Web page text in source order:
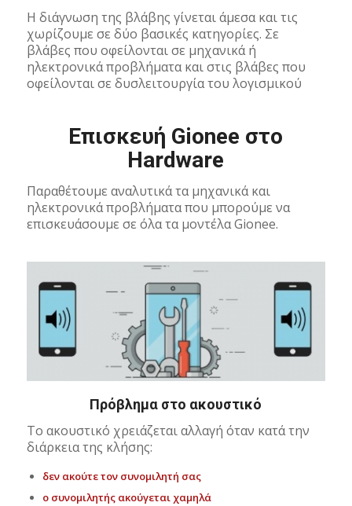
Η διάγνωση της βλάβης γίνεται άμεσα και τις
χωρίζουμε σε δύο βασικές κατηγορίες. Σε
βλάβες που οφείλονται σε μηχανικά ή
ηλεκτρονικά προβλήματα και στις βλάβες που
οφείλονται σε δυσλειτουργία του λογισμικού
Επισκευή Gionee στο
Hardware
Παραθέτουμε αναλυτικά τα μηχανικά και
ηλεκτρονικά προβλήματα που μπορούμε να
επισκευάσουμε σε όλα τα μοντέλα Gionee.
Πρόβλημα στο ακουστικό
Το ακουστικό χρειάζεται αλλαγή όταν κατά την
διάρκεια της κλήσης:
δεν ακούτε τον συνομιλητή σας
ο συνομιλητής ακούγεται χαμηλά